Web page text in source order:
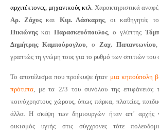
αρχιτέκτονες, μηχανικούς κτλ. Χαρακτηριστικά
Αρ. Ζάχοςκαι Κιμ. Λάσκαρης, οι καθηγητές
Πικιώνηςκαι Παρασκευόπουλος, ο γλύπτης
Δημήτρης Καμπούρογλου, ο Ζαχ. Παπαντωνίου
γραπτώς τη γνώμη τους για το ρυθμό των σπιτιών του
Το αποτέλεσμα που προέκυψε ήταν μια κηπούπολη
πρότυπα , με τα 2/3 του συνόλου της επιφάνειάς
κοινόχρηστους χώρους, όπως πάρκα, πλατείες,
άλλα. Η σκέψη των δημιουργών ήταν απ΄ αρχής
οικισμός υγιής στις σύγχρονες τότε